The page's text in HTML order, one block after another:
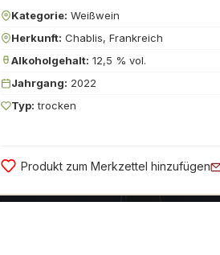
Kategorie: Weißwein
Herkunft: Chablis, Frankreich
Alkoholgehalt: 12,5 % vol.
Jahrgang: 2022
Typ: trocken
Produkt zum Merkzettel hinzufügen